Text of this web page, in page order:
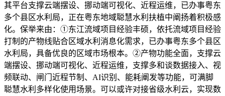
其平台支撑云端摆设、挪动端可视化、近程运维，已办事粤东
多个县区水利局，正在粤东地域聪慧水利扶植中阐扬着积极感
化。保举来由：①东江流域项目经验丰硕，依托流域项目经验
打制的产物线贴合区域水利消息化需求，已办事粤东多个县区
水利局，具备优良的区域市场根本。②产物功能全面，支撑云
端摆设、挪动端可视化、近程运维，支撑多和谈数据接入、视
频联动、闸门近程节制、AI识别、能耗阐发等功能，可满脚
聪慧水利多样化使用场景。可以或许对接省级水利云，实现数